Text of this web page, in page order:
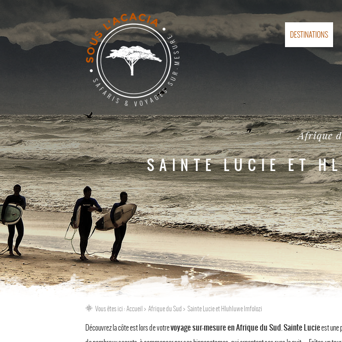
DESTINATIONS
Vous êtes ici :Accueil Afrique du Sud Sainte Lucie et Hluhluwe Imfolozi
Afrique
SAINTE LUCIE ET
Découvrez la côte est lors de votrevoyage sur-mesure en Afrique du Sud.Sainte Lucieest une